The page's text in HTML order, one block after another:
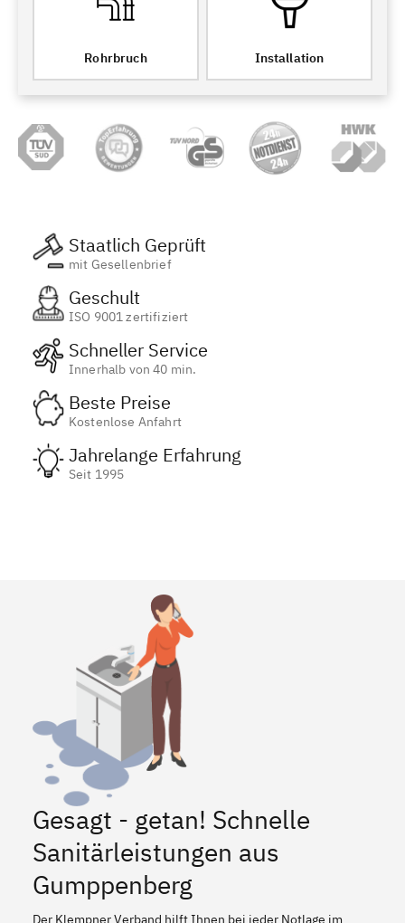
Rohrbruch Installation
Staatlich Geprüft
mit Gesellenbrief
Geschult
ISO 9001 zertifiziert
Schneller Service
Innerhalb von 40 min.
Beste Preise
Kostenlose Anfahrt
Jahrelange Erfahrung
Seit 1995
Gesagt - getan! Schnelle
Sanitärleistungen aus
Gumppenberg
Der Klempner Verband hilft Ihnen bei jeder Notlage im